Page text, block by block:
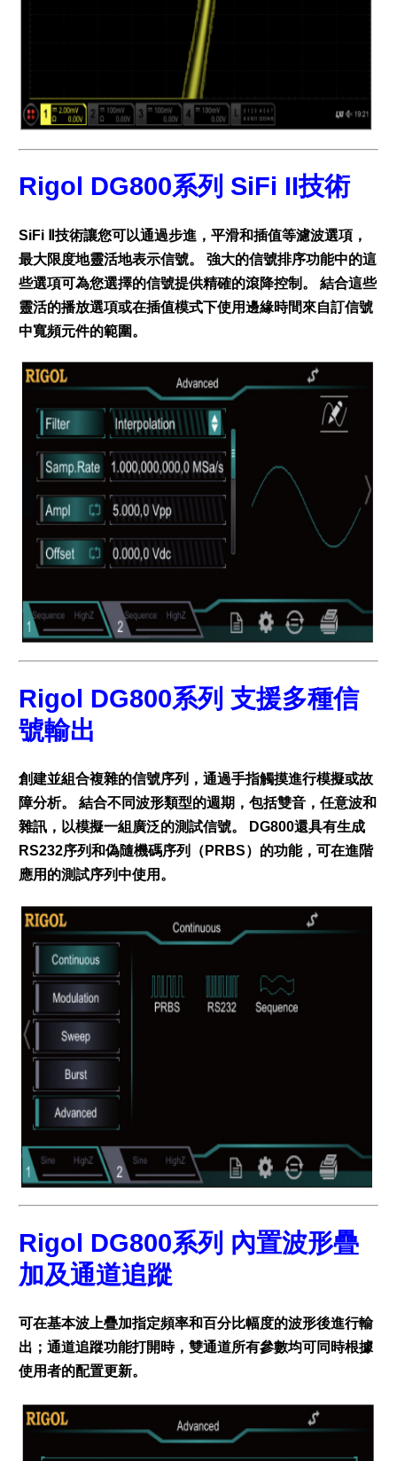
Rigol DG800系列 SiFi II技術
SiFi Ⅱ技術讓您可以通過步進，平滑和插值等濾波選項，
最大限度地靈活地表示信號。 強大的信號排序功能中的這
些選項可為您選擇的信號提供精確的滾降控制。 結合這些
靈活的播放選項或在插值模式下使用邊緣時間來自訂信號
中寬頻元件的範圍。
Rigol DG800系列 支援多種信
號輸出
創建並組合複雜的信號序列，通過手指觸摸進行模擬或故
障分析。 結合不同波形類型的週期，包括雙音，任意波和
雜訊，以模擬一組廣泛的測試信號。 DG800還具有生成
RS232序列和偽隨機碼序列（PRBS）的功能，可在進階
應用的測試序列中使用。
Rigol DG800系列 內置波形疊
加及通道追蹤
可在基本波上疊加指定頻率和百分比幅度的波形後進行輸
出；通道追蹤功能打開時，雙通道所有參數均可同時根據
使用者的配置更新。